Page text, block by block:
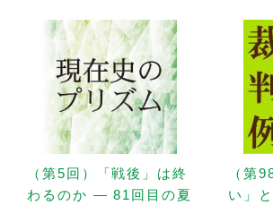
（第5回）「戦後」は終
わるのか — 81回目の夏
（第
い」